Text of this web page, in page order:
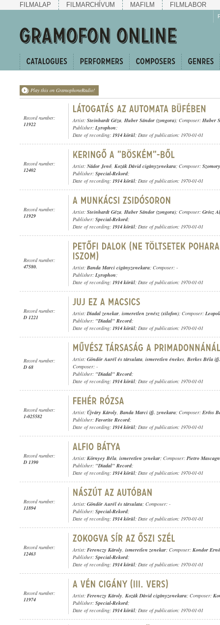
FILMALAP FILMARCHÍVUM MAFILM FILMLABOR
Play this on GramophoneRadio!
Record number:
11922
Artist: Steinhardt Géza, Huber Sándor (zongora); Composer: Huber
Publisher: Lyrophon;
Date of recording: 1914 körül; Date of publication: 1970-01-01
Record number:
12402
Artist: Nádor Jenő, Kozák Dávid cigányzenekara; Composer:
Publisher: Special-Rekord;
Date of recording: 1914 körül; Date of publication: 1970-01-01
Record number:
11929
Artist: Steinhardt Géza, Huber Sándor (zongora); Composer: Grósz
Publisher: Special-Rekord;
Date of recording: 1914 körül; Date of publication: 1970-01-01
Record number:
47580.
Artist: Banda Marci cigányzenekara; Composer: -
Publisher: Lyrophon;
Date of recording: 1914 körül; Date of publication: 1970-01-01
Record number:
D 1221
Artist:Diadal zenekar, ismeretlen zenész (xilofon); Composer:
Publisher: "Diadal" Record;
Date of recording: 1914 körül; Date of publication: 1970-01-01
Record number:
D 68
Artist: Göndör Aurél és társulata, ismeretlen énekes, Berkes Béla
Composer: -
Publisher: "Diadal" Record;
Date of recording: 1914 körül; Date of publication: 1970-01-01
Record number:
1-025582
Artist: Újváry Károly, Banda Marci ifj. zenekara; Composer: Erőss
Publisher: Favorite Record;
Date of recording: 1914 körül; Date of publication: 1970-01-01
Record number:
D 1390
Artist: Környey Béla, ismeretlen zenekar; Composer: Pietro
Publisher: "Diadal" Record;
Date of recording: 1914 körül; Date of publication: 1970-01-01
Record number:
11894
Artist: Göndör Aurél és társulata; Composer: -
Publisher: Special-Rekord;
Date of recording: 1914 körül; Date of publication: 1970-01-01
Record number:
12463
Artist: Ferenczy Károly, ismeretlen zenekar; Composer: Kondor Ernő
Publisher: Special-Rekord;
Date of recording: 1914 körül; Date of publication: 1970-01-01
Record number:
11974
Artist: Ferenczy Károly, Kozák Dávid cigányzenekara; Composer:
Publisher: Special-Rekord;
Date of recording: 1914 körül; Date of publication: 1970-01-01